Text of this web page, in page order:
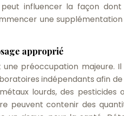
influencer la façon
une
approprié
préoccupation majeure.
indépendants afin
lourds, des pesticides
peuvent contenir des